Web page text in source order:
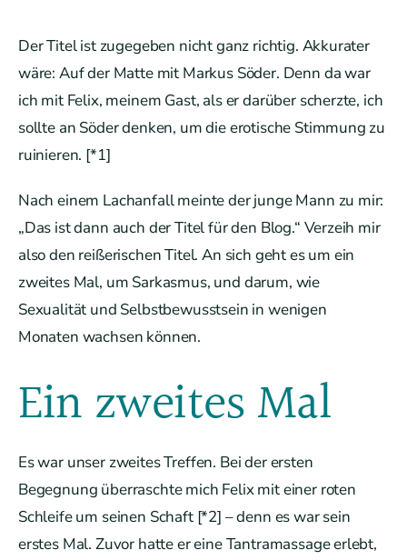
Der Titel ist zugegeben nicht ganz richtig. Akkurater
wäre: Auf der Matte mit Markus Söder. Denn da war
ich mit Felix, meinem Gast, als er darüber scherzte, ich
sollte an Söder denken, um die erotische Stimmung zu
ruinieren. [*1]
Nach einem Lachanfall meinte der junge Mann zu mir:
„Das ist dann auch der Titel für den Blog.“ Verzeih mir
also den reißerischen Titel. An sich geht es um ein
zweites Mal, um Sarkasmus, und darum, wie
Sexualität und Selbstbewusstsein in wenigen
Monaten wachsen können.
Ein zweites Mal
Es war unser zweites Treffen. Bei der ersten
Begegnung überraschte mich Felix mit einer roten
Schleife um seinen Schaft [*2] – denn es war sein
erstes Mal. Zuvor hatte er eine Tantramassage erlebt,